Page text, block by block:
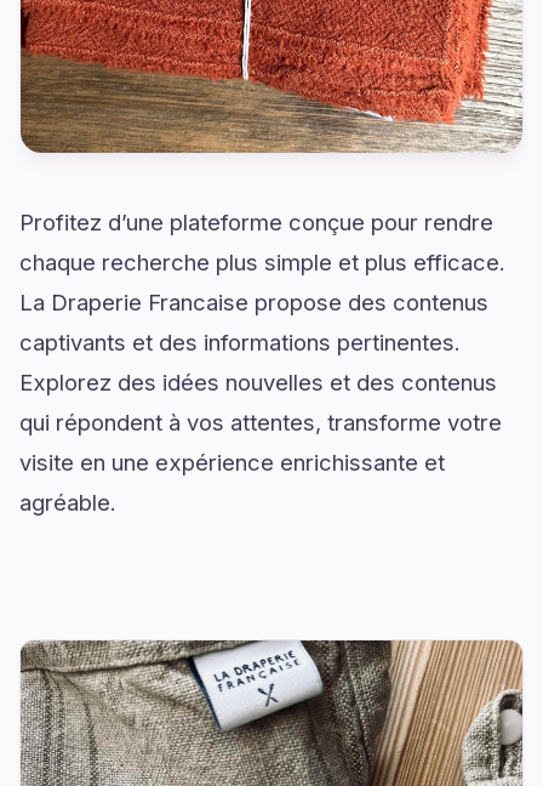
Profitez d’une plateforme conçue pour rendre
chaque recherche plus simple et plus efficace.
La Draperie Francaise propose des contenus
captivants et des informations pertinentes.
Explorez des idées nouvelles et des contenus
qui répondent à vos attentes, transforme votre
visite en une expérience enrichissante et
agréable.